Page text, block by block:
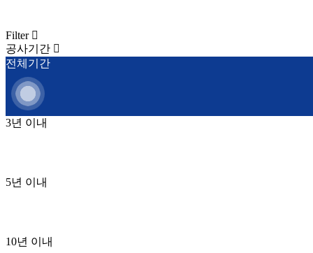
Filter
공사기간
전체기간
3년 이내
5년 이내
10년 이내